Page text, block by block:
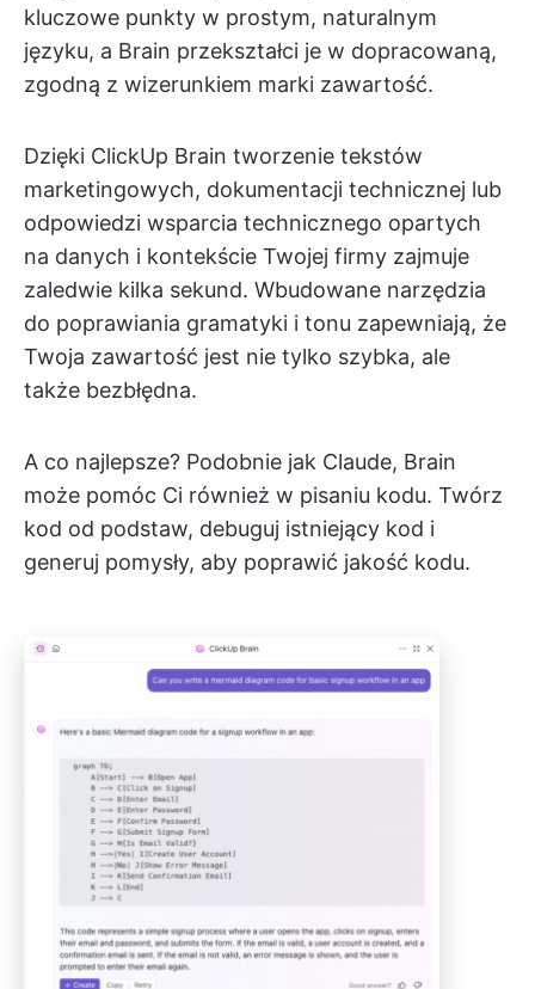
kluczowe punkty w prostym, naturalnym
języku, a Brain przekształci je w dopracowaną,
zgodną z wizerunkiem marki zawartość.
Dzięki ClickUp Brain tworzenie tekstów
marketingowych, dokumentacji technicznej lub
odpowiedzi wsparcia technicznego opartych
na danych i kontekście Twojej firmy zajmuje
zaledwie kilka sekund. Wbudowane narzędzia
do poprawiania gramatyki i tonu zapewniają, że
Twoja zawartość jest nie tylko szybka, ale
także bezbłędna.
A co najlepsze? Podobnie jak Claude, Brain
może pomóc Ci również w pisaniu kodu. Twórz
kod od podstaw, debuguj istniejący kod i
generuj pomysły, aby poprawić jakość kodu.